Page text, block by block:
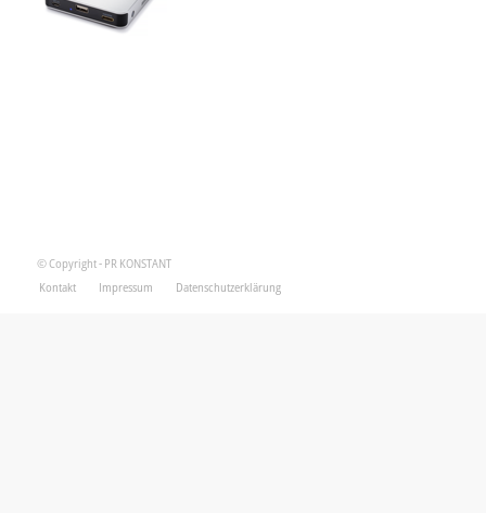
© Copyright - PR KONSTANT
Kontakt
Impressum Datenschutzerklärung